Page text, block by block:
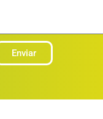
Enviar